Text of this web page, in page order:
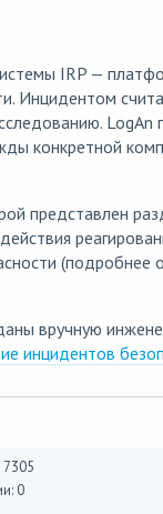
IRP —
Инцидентом
LogAn
конкретной
представлен
(подробнее
вручную
инцидентов
0